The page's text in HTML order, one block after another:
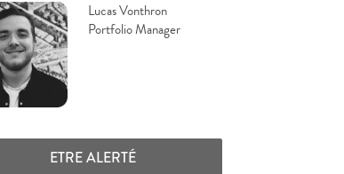
Lucas Vonthron
Portfolio Manager
ETRE ALERTÉ